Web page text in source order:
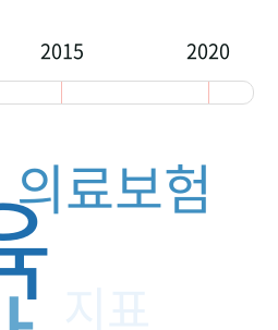
2015 2020
의료보험